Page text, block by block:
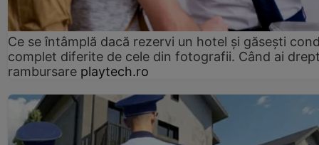
Ce se întâmplă dacă rezervi un hotel și găsești
complet diferite de cele din fotografii. Când ai
rambursare playtech.ro